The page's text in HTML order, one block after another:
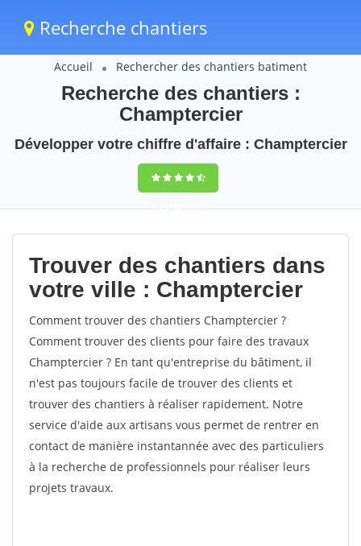
Recherche chantiers
Accueil Rechercher des chantiers batiment
Recherche des chantiers :
Champtercier
Développer votre chiffre d'affaire : Champtercier
9,5(100%)43
votes
Trouver des chantiers dans
votre ville : Champtercier
Comment trouver des chantiers Champtercier ?
Comment trouver des clients pour faire des travaux
Champtercier ? En tant qu'entreprise du bâtiment, il
n'est pas toujours facile de trouver des clients et
trouver des chantiers à réaliser rapidement. Notre
service d'aide aux artisans vous permet de rentrer en
contact de manière instantannée avec des particuliers
à la recherche de professionnels pour réaliser leurs
projets travaux.